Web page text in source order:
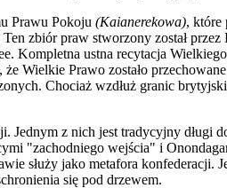
Prawu Pokoju (Kaianerekowa), które
zbiór praw stworzony został
Kompletna ustna recytacja
że Wielkie Prawo zostało
Chociaż wzdłuż granic
z nich jest tradycyjny długi
"zachodniego wejścia" i
służy jako metafora konfederacji.
się pod drzewem.